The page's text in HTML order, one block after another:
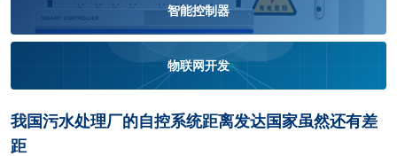
智能控制器
物联网开发
我国污水处理厂的自控系统距离发达国家虽然还有差
距